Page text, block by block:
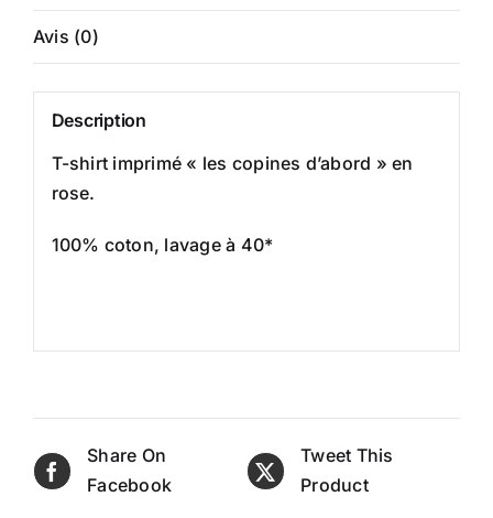
Avis (0)
Description
T-shirt imprimé « les copines d’abord » en
rose.
100% coton, lavage à 40*
Share On
Facebook
Tweet This
Product